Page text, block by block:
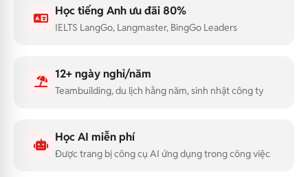
Học tiếng Anh ưu đãi 80%
IELTS LangGo, Langmaster, BingGo Leaders
12+ ngày nghỉ/năm
Teambuilding, du lịch hằng năm, sinh nhật công ty
Học AI miễn phí
Được trang bị công cụ AI ứng dụng trong công việc